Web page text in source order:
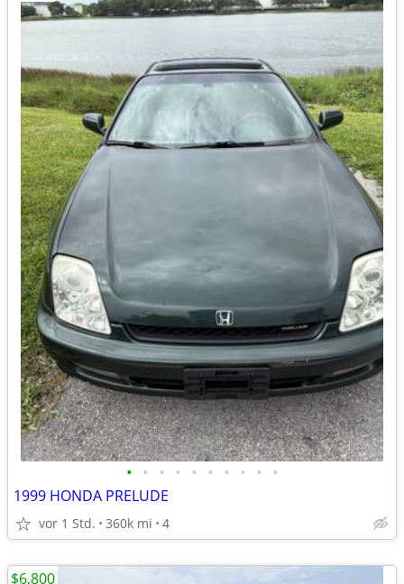
• • • • • • • • • •
1999 HONDA PRELUDE
vor 1 Std. 360k mi 4
$6,800